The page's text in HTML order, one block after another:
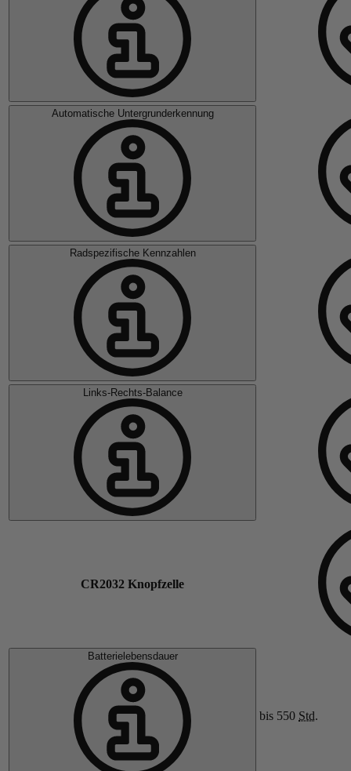
Automatische Untergrunderkennung
Radspezifische Kennzahlen
Links-Rechts-Balance
CR2032 Knopfzelle
Batterielebensdauer
bis 550 Std.